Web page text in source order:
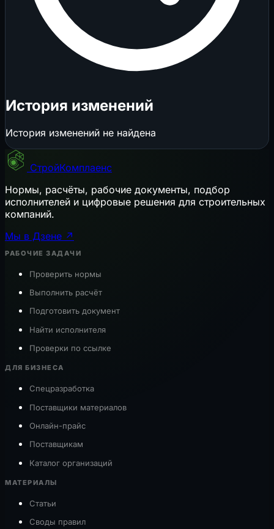
История изменений
История изменений не найдена
СтройКомплаенс
Нормы, расчёты, рабочие документы, подбор
исполнителей и цифровые решения для строительных
компаний.
Мы в Дзене ↗
РАБОЧИЕ ЗАДАЧИ
Проверить нормы
Выполнить расчёт
Подготовить документ
Найти исполнителя
Проверки по ссылке
ДЛЯ БИЗНЕСА
Спецразработка
Поставщики материалов
Онлайн-прайс
Поставщикам
Каталог организаций
МАТЕРИАЛЫ
Статьи
Своды правил